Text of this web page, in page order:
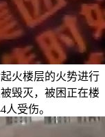
火楼层的火势进行
毁灭，被困正在楼
受伤。